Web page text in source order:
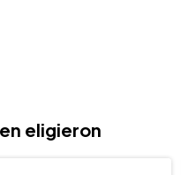
eligieron